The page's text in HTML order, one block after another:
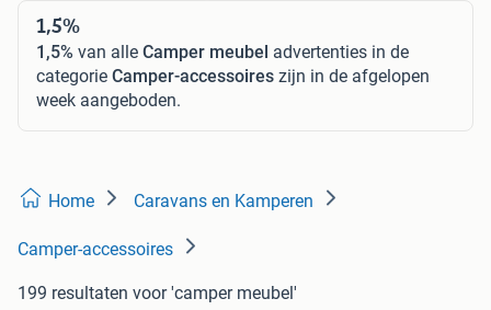
1,5%
1,5% van alle Camper meubel advertenties in de
categorie Camper-accessoires zijn in de afgelopen
week aangeboden.
Home Caravans en Kamperen
Camper-accessoires
199 resultaten voor 'camper meubel'